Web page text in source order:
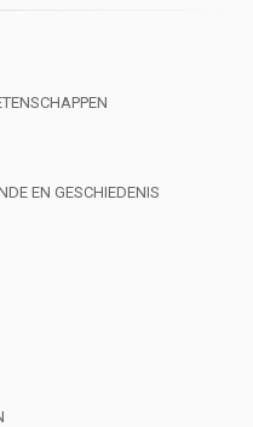
EN GESCHIEDENIS